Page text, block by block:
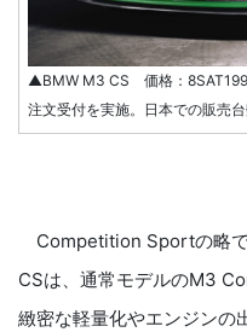
▲BMW M3 CS 価格：
注文受付を実施。日本での販売
Competition Sportの略
CSは、通常モデルのM3
緻密な軽量化やエンジンの